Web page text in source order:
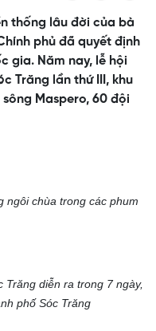
thống lâu đời của bà
phủ đã quyết định
gia. Năm nay, lễ hội
Trăng lần thứ III, khu
Maspero, 60 đội
ngôi chùa trong các phum
Trăng diễn ra trong 7 ngày,
phố Sóc Trăng